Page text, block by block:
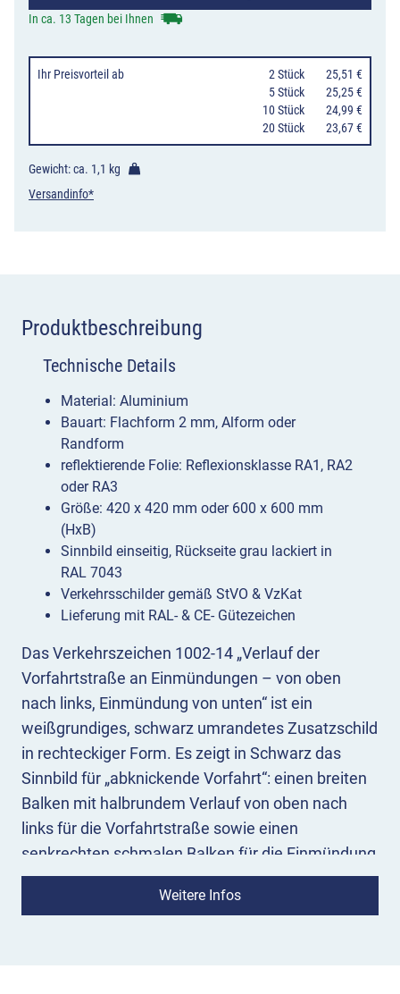
Einmündungen
von
oben
nach
In ca. 13 Tagen bei Ihnen
Ihr Preisvorteil ab 2 Stück
25,51 €
5 Stück
25,25 €
10 Stück
24,99 €
20 Stück
23,67 €
Gewicht: ca. 1,1 kg
Versandinfo*
Produktbeschreibung
Das Verkehrszeichen 1002-14 „Verlauf der
Vorfahrtstraße an Einmündungen – von oben
nach links, Einmündung von unten“ ist ein
weißgrundiges, schwarz umrandetes Zusatzschild
in rechteckiger Form. Es zeigt in Schwarz das
Sinnbild für „abknickende Vorfahrt“: einen breiten
Balken mit halbrundem Verlauf von oben nach
links für die Vorfahrtstraße sowie einen
senkrechten schmalen Balken für die Einmündung
der untergeordneten Straße von unten.
Bedeutung:Das Zusatzschild 1002-14 bezieht sich
Weitere Infos
Technische Details
Material: Aluminium
Bauart: Flachform 2 mm, Alform oder
Randform
reflektierende Folie: Reflexionsklasse RA1, RA2
oder RA3
Größe: 420 x 420 mm oder 600 x 600 mm
(HxB)
Sinnbild einseitig, Rückseite grau lackiert in
RAL 7043
Verkehrsschilder gemäß StVO & VzKat
Lieferung mit RAL- & CE- Gütezeichen